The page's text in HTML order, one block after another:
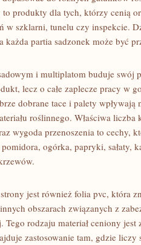
produkty dla tych, którzy cenią
w szklarni, tunelu czy inspekcie.
partia sadzonek może być
i multiplatom buduje swój
lecz o całe zaplecze pracy w
dobrane tace i palety wpływają
roślinnego. Właściwa
wygoda przenoszenia to cechy,
ogórka, papryki, sałaty,
jest również folia pvc, która
obszarach związanych z
rodzaju materiał ceniony jest
zastosowanie tam, gdzie